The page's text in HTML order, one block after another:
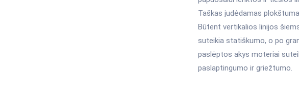
Taškas judėdamas
Būtent vertikalios linijos
suteikia statiškumo, o po
paslėptos akys moteriai
paslaptingumo ir griežtumo.